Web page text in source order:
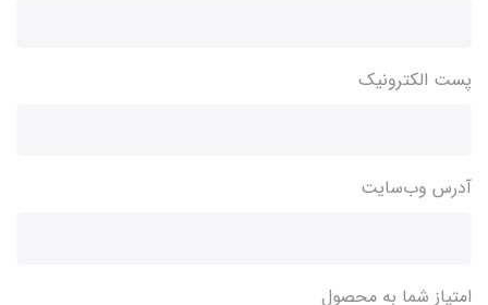
پست الکترونیک
آدرس وب‌سایت
امتیاز شما به محصول